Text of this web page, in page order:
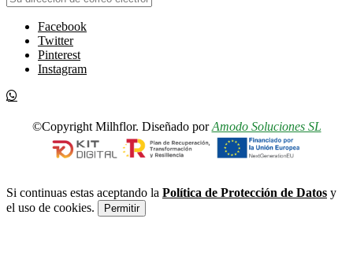
Facebook
Twitter
Pinterest
Instagram
©Copyright Milhflor. Diseñado porAmodo Soluciones SL
Si continuas estas aceptando la Política de Protección de Datos y
el uso de cookies.
Permitir